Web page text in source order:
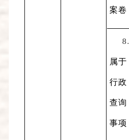
案卷
8.
属于
行政
查询
事项